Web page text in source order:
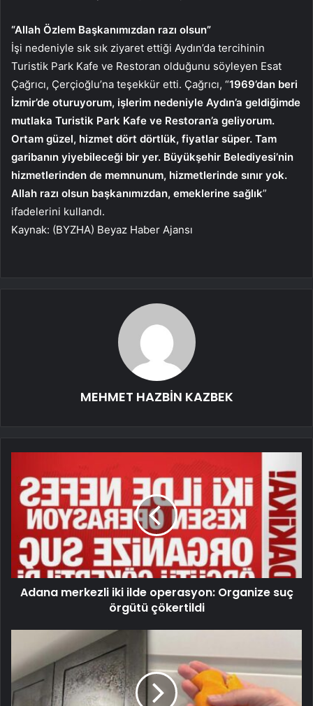
“Allah Özlem Başkanımızdan razı olsun”
İşi nedeniyle sık sık ziyaret ettiği Aydın’da tercihinin
Turistik Park Kafe ve Restoran olduğunu söyleyen Esat
Çağrıcı, Çerçioğlu’na teşekkür etti. Çağrıcı, “1969’dan beri
İzmir’de oturuyorum, işlerim nedeniyle Aydın’a geldiğimde
mutlaka Turistik Park Kafe ve Restoran’a geliyorum.
Ortam güzel, hizmet dört dörtlük, fiyatlar süper. Tam
garibanın yiyebileceği bir yer. Büyükşehir Belediyesi’nin
hizmetlerinden de memnunum, hizmetlerinde sınır yok.
Allah razı olsun başkanımızdan, emeklerine sağlık”
ifadelerini kullandı.
Kaynak: (BYZHA) Beyaz Haber Ajansı
MEHMET HAZBİN KAZBEK
Adana merkezli iki ilde operasyon: Organize suç
örgütü çökertildi